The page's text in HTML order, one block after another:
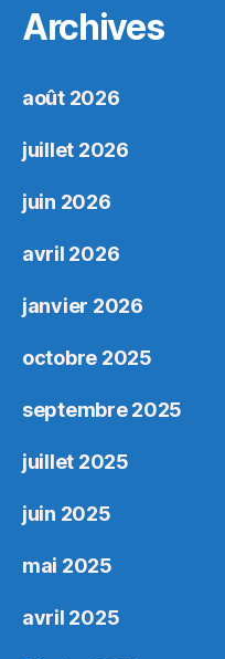
Archives
août 2026
juillet 2026
juin 2026
avril 2026
janvier 2026
octobre 2025
septembre 2025
juillet 2025
juin 2025
mai 2025
avril 2025